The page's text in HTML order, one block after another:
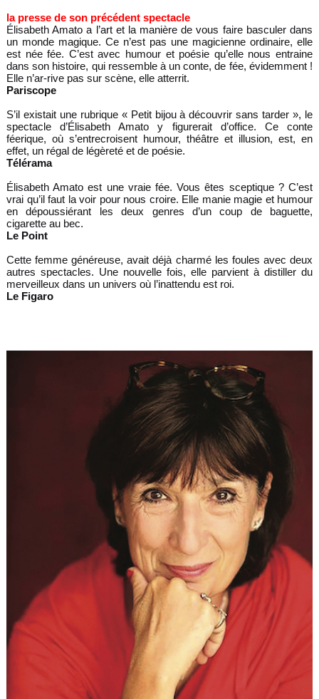
la presse de son précédent spectacle
Élisabeth Amato a l’art et la manière de vous faire basculer dans
un monde magique. Ce n’est pas une magicienne ordinaire, elle
est née fée. C’est avec humour et poésie qu’elle nous entraine
dans son histoire, qui ressemble à un conte, de fée, évidemment !
Elle n’ar-rive pas sur scène, elle atterrit.
Pariscope
S’il existait une rubrique « Petit bijou à découvrir sans tarder », le
spectacle d’Élisabeth Amato y figurerait d’office. Ce conte
féerique, où s’entrecroisent humour, théâtre et illusion, est, en
effet, un régal de légèreté et de poésie.
Télérama
Élisabeth Amato est une vraie fée. Vous êtes sceptique ? C’est
vrai qu’il faut la voir pour nous croire. Elle manie magie et humour
en dépoussiérant les deux genres d’un coup de baguette,
cigarette au bec.
Le Point
Cette femme généreuse, avait déjà charmé les foules avec deux
autres spectacles. Une nouvelle fois, elle parvient à distiller du
merveilleux dans un univers où l’inattendu est roi.
Le Figaro